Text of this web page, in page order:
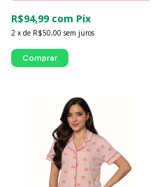
2 x de R$50,00 sem juros
R$94,99 com Pix
Comprar